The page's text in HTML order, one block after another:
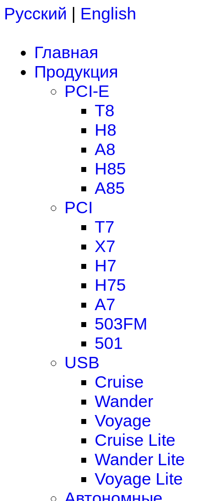
Русский | English
Главная
Продукция
PCI-E
T8
H8
A8
H85
A85
PCI
T7
X7
H7
H75
A7
503FM
501
USB
Cruise
Wander
Voyage
Cruise Lite
Wander Lite
Voyage Lite